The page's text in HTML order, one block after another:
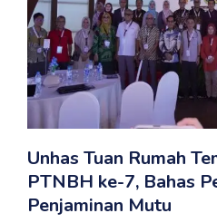
Unhas Tuan Rumah
PTNBH ke-7, Bahas
Penjaminan Mutu